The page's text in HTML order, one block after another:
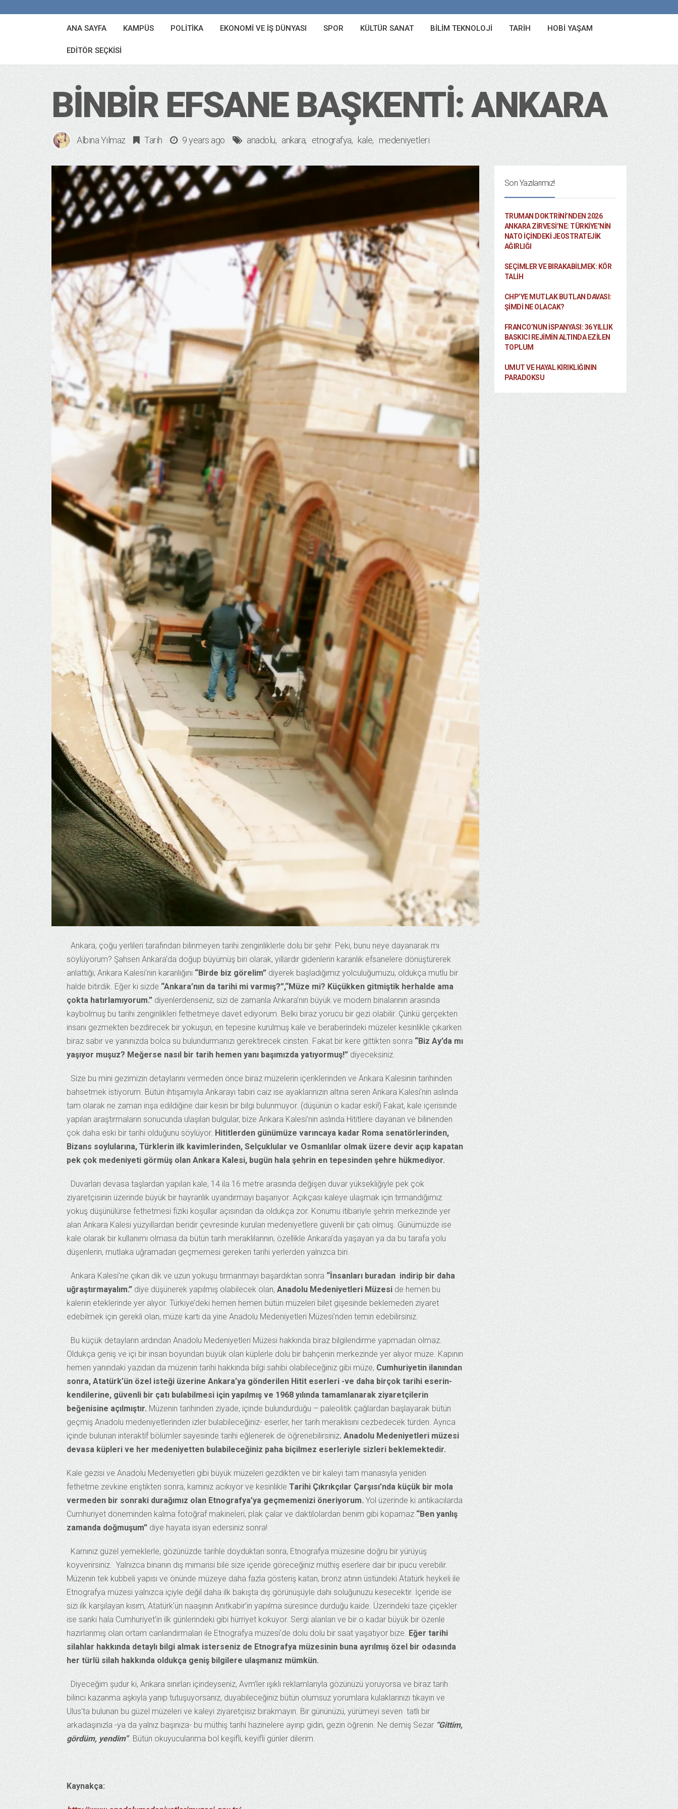
ANA SAYFA KAMPÜS POLITIKA EKONOMI VE İŞ DÜNYASI SPOR KÜLTÜR SANAT BILIM TEKNOLOJI TARIH HOBI YAŞAM
EDITÖR SEÇKISI
BINBIR EFSANE BAŞKENTI: ANKARA
Albina Yılmaz Tarih 9 years ago anadolu ankara etnografya kale medeniyetleri
Ankara, çoğu yerlileri tarafından bilinmeyen tarihi zenginliklerle dolu bir şehir. Peki, bunu neye dayanarak mı
söylüyorum? Şahsen Ankara’da doğup büyümüş biri olarak, yıllardır gidenlerin karanlık efsanelere dönüştürerek
anlattığı; Ankara Kalesi’nin karanlığını “Birde biz görelim” diyerek başladığımız yolculuğumuzu, oldukça mutlu bir
halde bitirdik. Eğer ki sizde “Ankara’nın da tarihi mi varmış?”,“Müze mi? Küçükken gitmiştik herhalde ama
çokta hatırlamıyorum.” diyenlerdenseniz, sizi de zamanla Ankara’nın büyük ve modern binalarının arasında
kaybolmuş bu tarihi zenginlikleri fethetmeye davet ediyorum. Belki biraz yorucu bir gezi olabilir. Çünkü gerçekten
insanı gezmekten bezdirecek bir yokuşun, en tepesine kurulmuş kale ve beraberindeki müzeler kesinlikle çıkarken
biraz sabır ve yanınızda bolca su bulundurmanızı gerektirecek cinsten. Fakat bir kere gittikten sonra “Biz Ay’da mı
yaşıyor muşuz? Meğerse nasıl bir tarih hemen yanı başımızda yatıyormuş!” diyeceksiniz.
Size bu mini gezimizin detaylarını vermeden önce biraz müzelerin içeriklerinden ve Ankara Kalesinin tarihinden
bahsetmek istiyorum. Bütün ihtişamıyla Ankarayı tabiri caiz ise ayaklarınızın altına seren Ankara Kalesi’nin aslında
tam olarak ne zaman inşa edildiğine dair kesin bir bilgi bulunmuyor. (düşünün o kadar eski!) Fakat, kale içerisinde
yapılan araştırmaların sonucunda ulaşılan bulgular, bize Ankara Kalesi’nin aslında Hititlere dayanan ve bilinenden
çok daha eski bir tarihi olduğunu söylüyor. Hititlerden günümüze varıncaya kadar Roma senatörlerinden,
Bizans soylularına, Türklerin ilk kavimlerinden, Selçuklular ve Osmanlılar olmak üzere devir açıp kapatan
pek çok medeniyeti görmüş olan Ankara Kalesi, bugün hala şehrin en tepesinden şehre hükmediyor.
Duvarları devasa taşlardan yapılan kale, 14 ila 16 metre arasında değişen duvar yüksekliğiyle pek çok
ziyaretçisinin üzerinde büyük bir hayranlık uyandırmayı başarıyor. Açıkçası kaleye ulaşmak için tırmandığımız
yokuş düşünülürse fethetmesi fiziki koşullar açısından da oldukça zor. Konumu itibariyle şehrin merkezinde yer
alan Ankara Kalesi yüzyıllardan beridir çevresinde kurulan medeniyetlere güvenli bir çatı olmuş. Günümüzde ise
kale olarak bir kullanımı olmasa da bütün tarih meraklılarının, özellikle Ankara’da yaşayan ya da bu tarafa yolu
düşenlerin, mutlaka uğramadan geçmemesi gereken tarihi yerlerden yalnızca biri.
Ankara Kalesi’ne çıkan dik ve uzun yokuşu tırmanmayı başardıktan sonra “İnsanları buradan indirip bir daha
uğraştırmayalım.” diye düşünerek yapılmış olabilecek olan, Anadolu Medeniyetleri Müzesi de hemen bu
kalenin eteklerinde yer alıyor. Türkiye’deki hemen hemen bütün müzeleri bilet gişesinde beklemeden ziyaret
edebilmek için gerekli olan, müze kartı da yine Anadolu Medeniyetleri Müzesi’nden temin edebilirsiniz.
Bu küçük detayların ardından Anadolu Medeniyetleri Müzesi hakkında biraz bilgilendirme yapmadan olmaz.
Oldukça geniş ve içi bir insan boyundan büyük olan küplerle dolu bir bahçenin merkezinde yer alıyor müze. Kapının
hemen yanındaki yazıdan da müzenin tarihi hakkında bilgi sahibi olabileceğiniz gibi müze, Cumhuriyetin ilanından
sonra, Atatürk’ün özel isteği üzerine Ankara’ya gönderilen Hitit eserleri -ve daha birçok tarihi eserin-
kendilerine, güvenli bir çatı bulabilmesi için yapılmış ve 1968 yılında tamamlanarak ziyaretçilerin
beğenisine açılmıştır. Müzenin tarihinden ziyade, içinde bulundurduğu – paleolitik çağlardan başlayarak bütün
geçmiş Anadolu medeniyetlerinden izler bulabileceğiniz- eserler, her tarih meraklısını cezbedecek türden. Ayrıca
içinde bulunan interaktif bölümler sayesinde tarihi eğlenerek de öğrenebilirsiniz. Anadolu Medeniyetleri müzesi
devasa küpleri ve her medeniyetten bulabileceğiniz paha biçilmez eserleriyle sizleri beklemektedir.
Kale gezisi ve Anadolu Medeniyetleri gibi büyük müzeleri gezdikten ve bir kaleyi tam manasıyla yeniden
fethetme zevkine eriştikten sonra, karnınız acıkıyor ve kesinlikle Tarihi Çıkrıkçılar Çarşısı’nda küçük bir mola
vermeden bir sonraki durağımız olan Etnografya’ya geçmemenizi öneriyorum. Yol üzerinde ki antikacılarda
Cumhuriyet döneminden kalma fotoğraf makineleri, plak çalar ve daktilolardan benim gibi kopamaz “Ben yanlış
zamanda doğmuşum” diye hayata isyan edersiniz sonra!
Karnınız güzel yemeklerle, gözünüzde tarihle doyduktan sonra, Etnografya müzesine doğru bir yürüyüş
koyverirsiniz. Yalnızca binanın dış mimarisi bile size içeride göreceğiniz müthiş eserlere dair bir ipucu verebilir.
Müzenin tek kubbeli yapısı ve önünde müzeye daha fazla gösteriş katan, bronz atının üstündeki Atatürk heykeli ile
Etnografya müzesi yalnızca içiyle değil daha ilk bakışta dış görünüşüyle dahi soluğunuzu kesecektir. İçeride ise
sizi ilk karşılayan kısım, Atatürk’ün naaşının Anıtkabir’in yapılma süresince durduğu kaide. Üzerindeki taze çiçekler
ise sanki hala Cumhuriyet’in ilk günlerindeki gibi hürriyet kokuyor. Sergi alanları ve bir o kadar büyük bir özenle
hazırlanmış olan ortam canlandırmaları ile Etnografya müzesi’de dolu dolu bir saat yaşatıyor bize. Eğer tarihi
silahlar hakkında detaylı bilgi almak isterseniz de Etnografya müzesinin buna ayrılmış özel bir odasında
her türlü silah hakkında oldukça geniş bilgilere ulaşmanız mümkün.
Diyeceğim şudur ki, Ankara sınırları içindeyseniz, Avm’ler ışıklı reklamlarıyla gözünüzü yoruyorsa ve biraz tarih
bilinci kazanma aşkıyla yanıp tutuşuyorsanız, duyabileceğiniz bütün olumsuz yorumlara kulaklarınızı tıkayın ve
Ulus’ta bulunan bu güzel müzeleri ve kaleyi ziyaretçisiz bırakmayın. Bir gününüzü, yürümeyi seven tatlı bir
arkadaşınızla -ya da yalnız başınıza- bu müthiş tarihi hazinelere ayırıp gidin, gezin öğrenin. Ne demiş Sezar “Gittim,
gördüm, yendim”. Bütün okuyucularıma bol keşifli, keyifli günler dilerim.
Kaynakça:
Son Yazılarımız!
TRUMAN DOKTRINI’NDEN 2026
ANKARA ZIRVESI’NE: TÜRKIYE’NIN
NATO İÇINDEKI JEOSTRATEJIK
AĞIRLIĞI
SEÇIMLER VE BIRAKABILMEK: KÖR
TALIH
CHP’YE MUTLAK BUTLAN DAVASI:
ŞİMDİ NE OLACAK?
FRANCO’NUN İSPANYASI: 36 YILLIK
BASKICI REJIMIN ALTINDA EZILEN
TOPLUM
UMUT VE HAYAL KIRIKLIĞININ
PARADOKSU